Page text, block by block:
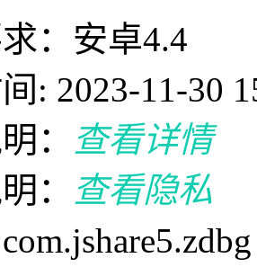
：安卓4.4
: 2023-11-30
：
查看详情
：
查看隐私